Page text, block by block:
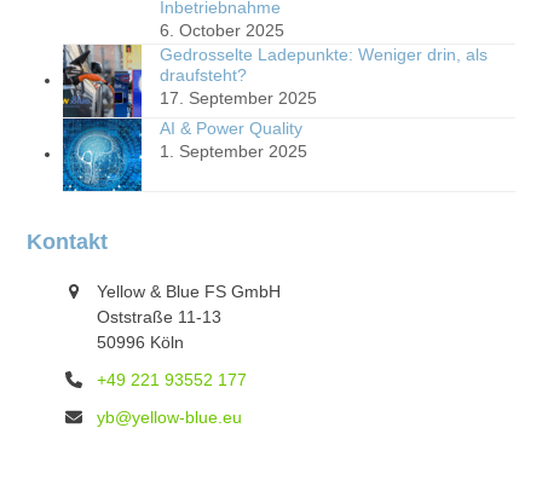
Inbetriebnahme
6. October 2025
Gedrosselte Ladepunkte: Weniger drin, als
draufsteht?
17. September 2025
AI & Power Quality
1. September 2025
Kontakt
Yellow & Blue FS GmbH
Oststraße 11-13
50996 Köln
+49 221 93552 177
yb@yellow-blue.eu